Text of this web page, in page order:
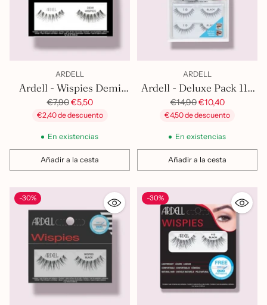
ARDELL
Ardell - Wispies Demi
Wispies Blk
Precio
habitual
€7,90€5,50
€2,40 de descuento
En existencias
Añadir a la cesta
Cantidad
ARDELL
Ardell - Deluxe Pack 110
Blk
Precio
habitual
€14,90€10,40
€4,50 de descuento
En existencias
Añadir a la cesta
Cantidad
-30% -30%